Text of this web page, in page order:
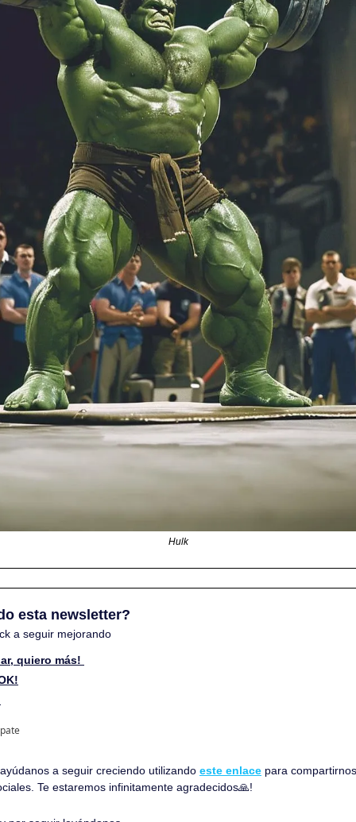
Hulk
esta newsletter?
a seguir mejorando
quiero más!
a seguir creciendo utilizando este enlace para
Te estaremos infinitamente agradecidos🙏!